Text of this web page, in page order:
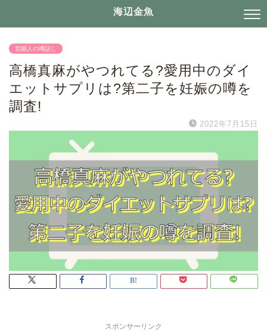
海辺金魚
芸能人の噂話し
高橋真麻がやつれてる?愛用中のダイ
エットサプリは?第二子を妊娠の噂を
調査!
2022年7月15日
スポンサーリンク